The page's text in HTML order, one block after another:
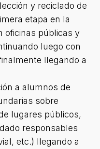
y reciclado de
etapa en la
oficinas públicas y
luego con
llegando a
a alumnos de
sobre
lugares públicos,
responsables
etc.) llegando a